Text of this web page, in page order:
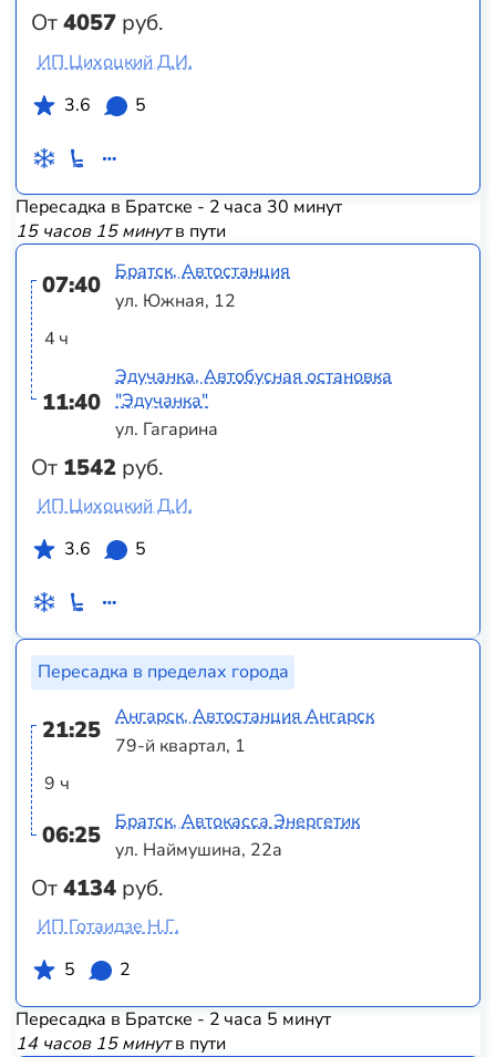
От4057 руб.
ИП Цихоцкий Д.И.
3.6
5
Пересадка в Братске - 2 часа 30 минут
15 часов 15 минутв пути
07:40
4 ч
11:40
От 1542 руб.
Братск, Автостанция
ул. Южная, 12
Эдучанка, Автобусная остановка
"Эдучанка"
ул. Гагарина
ИП Цихоцкий Д.И.
3.6
5
Пересадка в пределах города
21:25
9 ч
06:25
От4134 руб.
Ангарск, Автостанция Ангарск
79-й квартал, 1
Братск, Автокасса Энергетик
ул. Наймушина, 22а
ИП Готаидзе Н.Г.
5
2
Пересадка в Братске - 2 часа 5 минут
14 часов 15 минутв пути